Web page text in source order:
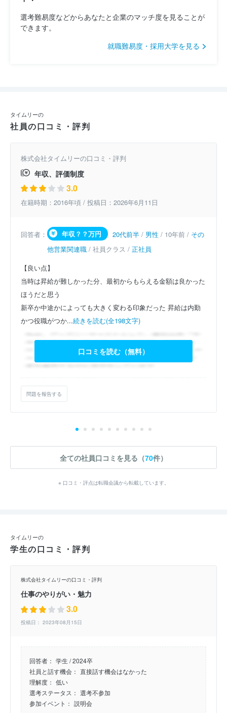
選考難易度などからあなたと企業のマッチ度を見ることが
できます。
就職難易度・採用大学を見る
タイムリーの
社員の口コミ・評判
株式会社タイムリーの口コミ・評判
年収、評価制度
3.0
在籍時期：2016年頃 / 投稿日：2026年6月11日
回答者： 年収？？万円 20代前半 / 男性 / 10年前 / その
他営業関連職 / 社員クラス / 正社員
【良い点】
当時は昇給が難しかった分、最初からもらえる金額は良かった
ほうだと思う
新卒か中途かによっても大きく変わる印象だった 昇給は内勤
かつ役職がつか...続きを読む(全198文字)
口コミを読む（無料）
問題を報告する
全ての社員口コミを見る（70件）
※ 口コミ・評点は転職会議から転載しています。
タイムリーの
学生の口コミ・評判
株式会社タイムリーの口コミ・評判
仕事のやりがい・魅力
3.0
投稿日： 2023年08月15日
回答者： 学生 / 2024卒
社員と話す機会： 直接話す機会はなかった
理解度： 低い
選考ステータス： 選考不参加
参加イベント： 説明会